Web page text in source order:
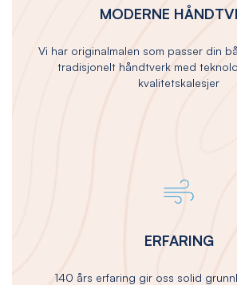
MODERNE
Vi har originalmalen som passer din
tradisjonelt håndtverk med
kvalitetskalesjer
ERFARING
140 års erfaring gir oss solid